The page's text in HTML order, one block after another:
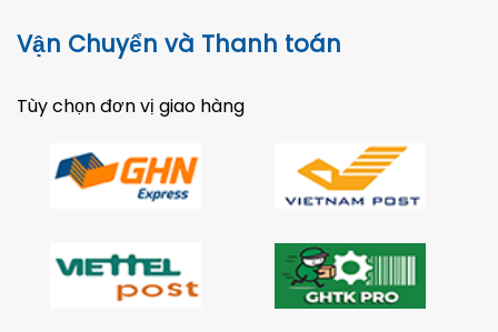
Vận Chuyển và Thanh toán
Tùy chọn đơn vị giao hàng